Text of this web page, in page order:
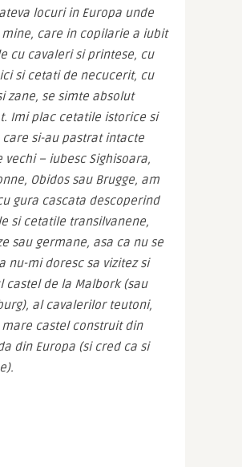
locuri in Europa unde
care in copilarie a iubit
cu cavaleri si printese, cu
si cetati de necucerit, cu
zane, se simte absolut
Imi plac cetatile istorice si
si-au pastrat intacte
vechi – iubesc Sighisoara,
Obidos sau Brugge, am
gura cascata descoperind
si cetatile transilvanene,
sau germane, asa ca nu se
nu-mi doresc sa vizitez si
castel de la Malbork (sau
al cavalerilor teutoni,
castel construit din
din Europa (si cred ca si